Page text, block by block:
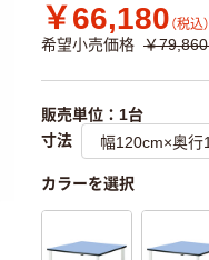
￥66,180 （税込）
希望小売価格 ￥79,860
販売単位：1台
寸法
カラーを選択